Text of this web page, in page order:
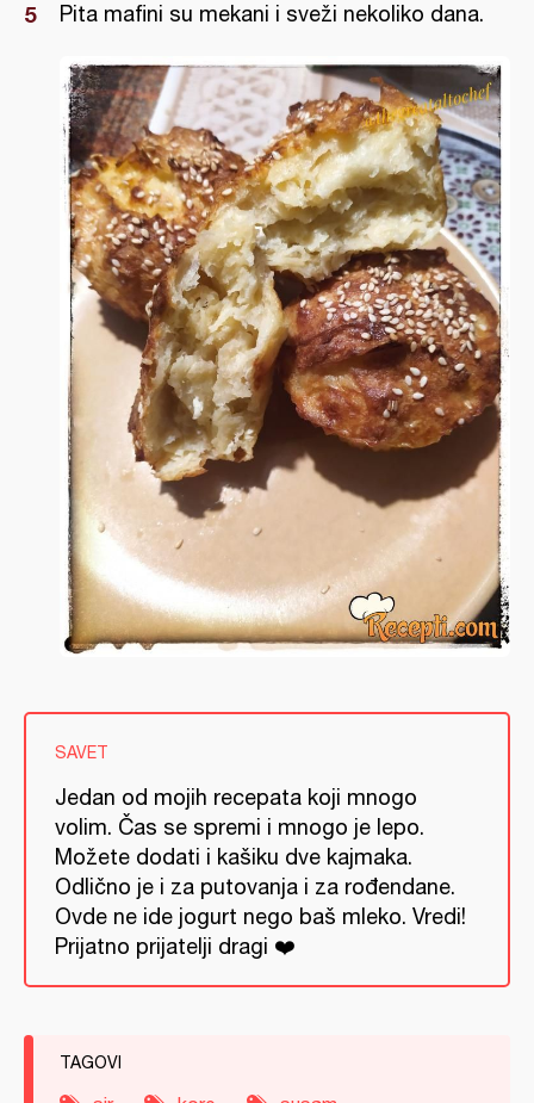
Pita mafini su mekani i sveži nekoliko dana.
SAVET
Jedan od mojih recepata koji mnogo
volim. Čas se spremi i mnogo je lepo.
Možete dodati i kašiku dve kajmaka.
Odlično je i za putovanja i za rođendane.
Ovde ne ide jogurt nego baš mleko. Vredi!
Prijatno prijatelji dragi ❤️
TAGOVI